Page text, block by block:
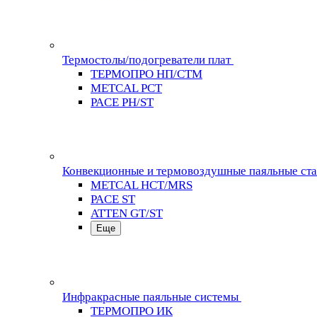
Термостолы/подогреватели плат
ТЕРМОПРО НП/СТМ
METCAL PCT
PACE PH/ST
Конвекционные и термовоздушные паяльные
METCAL HCT/MRS
PACE ST
ATTEN GT/ST
Еще
Инфракрасные паяльные системы
ТЕРМОПРО ИК